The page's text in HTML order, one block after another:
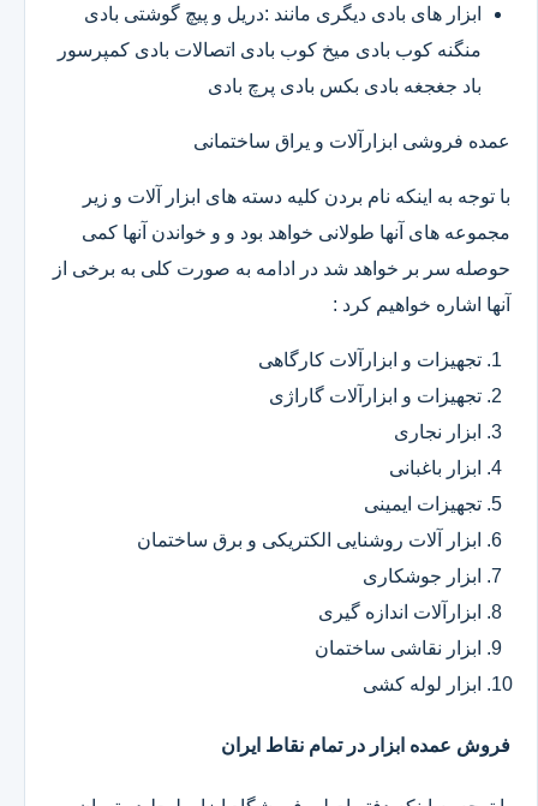
ابزار های بادی دیگری مانند :دریل و پیچ گوشتی بادی
منگنه کوب بادی میخ کوب بادی اتصالات بادی کمپرسور
باد جغجغه بادی بکس بادی پرچ بادی
عمده فروشی ابزارآلات و یراق ساختمانی
با توجه به اینکه نام بردن کلیه دسته های ابزار آلات و زیر
مجموعه های آنها طولانی خواهد بود و و خواندن آنها کمی
حوصله سر بر خواهد شد در ادامه به صورت کلی به برخی از
آنها اشاره خواهیم کرد :
تجهیزات و ابزارآلات کارگاهی
تجهیزات و ابزارآلات گاراژی
ابزار نجاری
ابزار باغبانی
تجهیزات ایمینی
ابزار آلات روشنایی الکتریکی و برق ساختمان
ابزار جوشکاری
ابزارآلات اندازه گیری
ابزار نقاشی ساختمان
ابزار لوله کشی
فروش عمده ابزار در تمام نقاط ایران